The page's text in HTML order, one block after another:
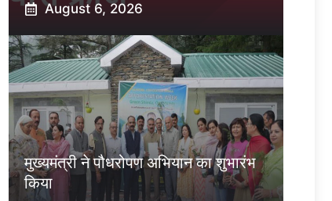
August 6, 2026
मुख्यमंत्री ने पौधरोपण अभियान का शुभारंभ
किया